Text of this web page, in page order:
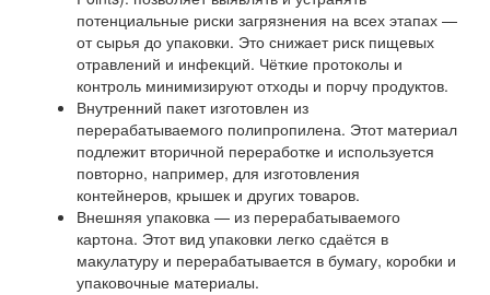
потенциальные риски загрязнения на всех этапах —
от сырья до упаковки. Это снижает риск пищевых
отравлений и инфекций. Чёткие протоколы и
контроль минимизируют отходы и порчу продуктов.
Внутренний пакет изготовлен из
перерабатываемого полипропилена. Этот материал
подлежит вторичной переработке и используется
повторно, например, для изготовления
контейнеров, крышек и других товаров.
Внешняя упаковка — из перерабатываемого
картона. Этот вид упаковки легко сдаётся в
макулатуру и перерабатывается в бумагу, коробки и
упаковочные материалы.